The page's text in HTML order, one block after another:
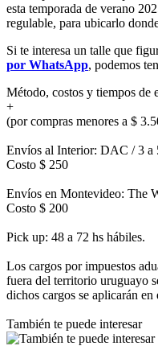
esta temporada de verano
regulable, para ubicarlo
Si te interesa un talle que
por WhatsApp, podemos
Método, costos y tiempos de
+
(por compras menores a $
Envíos al Interior: DAC / 3 a
Costo $ 250
Envíos en Montevideo: The
Costo $ 200
Pick up: 48 a 72 hs hábiles.
Los cargos por impuestos
fuera del territorio uruguayo
dichos cargos se aplicarán
También te puede interesar